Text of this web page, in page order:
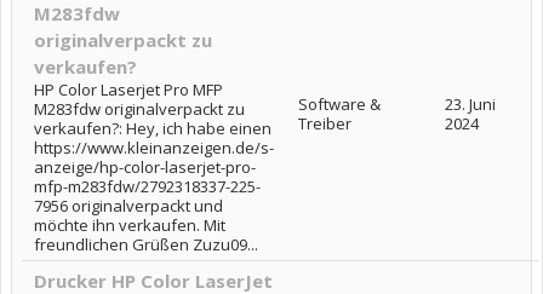
M283fdw
originalverpackt zu
verkaufen?
HP Color Laserjet Pro MFP
M283fdw originalverpackt zu
verkaufen?: Hey, ich habe einen
https://www.kleinanzeigen.de/s-
anzeige/hp-color-laserjet-pro-
mfp-m283fdw/2792318337-225-
7956 originalverpackt und
möchte ihn verkaufen. Mit
freundlichen Grüßen Zuzu09...
Software &
Treiber
23. Juni
2024
Drucker HP Color LaserJet